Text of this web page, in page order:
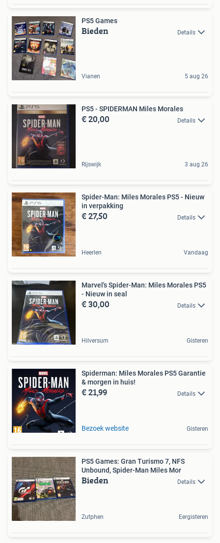
PS5 Games
Bieden Details
Vianen 5 aug 26
PS5 - SPIDERMAN Miles Morales
€ 20,00 Details
Rijswijk 3 aug 26
Spider-Man: Miles Morales PS5 - Nieuw
in verpakking
€ 27,50 Details
Heerlen Vandaag
Marvel's Spider-Man: Miles Morales PS5
- Nieuw in seal
€ 30,00 Details
Hilversum Gisteren
Spiderman: Miles Morales PS5 Garantie
& morgen in huis!
€ 21,99 Details
Bezoek website Gisteren
PS5 Games: Gran Turismo 7, NFS
Unbound, Spider-Man Miles Mor
Bieden Details
Zutphen Eergisteren